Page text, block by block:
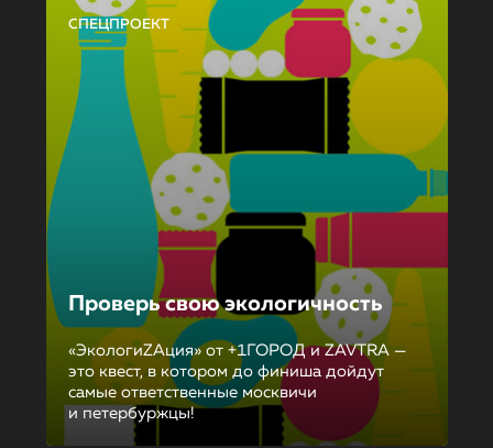
СПЕЦПРОЕКТ
Проверь свою экологичность
«ЭкологиZAция» от +1ГОРОД и ZAVTRA —
это квест, в котором до финиша дойдут
самые ответственные москвичи
и петербуржцы!